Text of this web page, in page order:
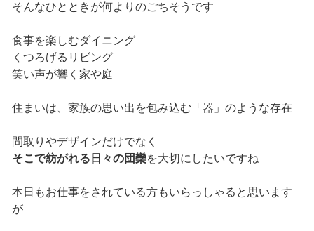
そんなひとときが何よりのごちそうです
食事を楽しむダイニング
くつろげるリビング
笑い声が響く家や庭
住まいは、家族の思い出を包み込む「器」のような存在
間取りやデザインだけでなく
そこで紡がれる日々の団欒を大切にしたいですね
本日もお仕事をされている方もいらっしゃると思います
が